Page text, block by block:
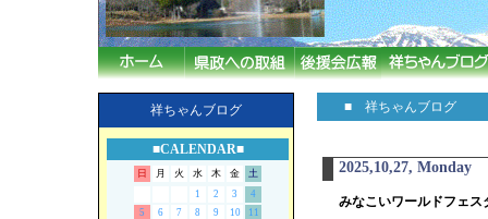
祥ちゃんブログ
■CALENDAR■
日 月 火 水 木 金
土
1
2 3
4
5
6 7 8 9 10
11
■ 祥ちゃんブログ
2025,10,27, Monday
みなこいワールドフェス